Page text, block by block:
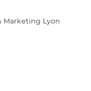
Marketing Lyon